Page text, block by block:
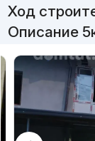
Ход
Описание